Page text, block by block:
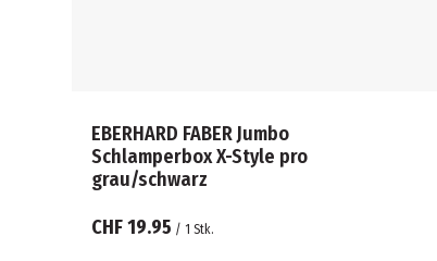
EBERHARD FABER Jumbo
Schlamperbox X-Style pro
grau/schwarz
CHF 19.95 / 1 Stk.